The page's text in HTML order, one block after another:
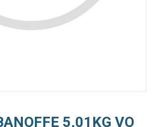
5,01KG VO